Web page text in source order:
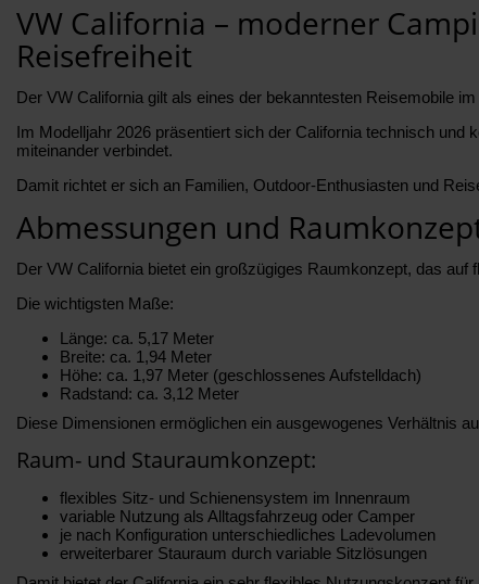
VW California – moderner
Reisefreiheit
Der VW California gilt als eines der bekanntesten Reisemobile
Im Modelljahr 2026 präsentiert sich der California technisch und
miteinander verbindet.
Damit richtet er sich an Familien, Outdoor-Enthusiasten und
Abmessungen und
Der VW California bietet ein großzügiges Raumkonzept, das auf
Die wichtigsten Maße:
Länge: ca. 5,17 Meter
Breite: ca. 1,94 Meter
Höhe: ca. 1,97 Meter (geschlossenes Aufstelldach)
Radstand: ca. 3,12 Meter
Diese Dimensionen ermöglichen ein ausgewogenes Verhältnis
Raum- und Stauraumkonzept:
flexibles Sitz- und Schienensystem im Innenraum
variable Nutzung als Alltagsfahrzeug oder Camper
je nach Konfiguration unterschiedliches Ladevolumen
erweiterbarer Stauraum durch variable Sitzlösungen